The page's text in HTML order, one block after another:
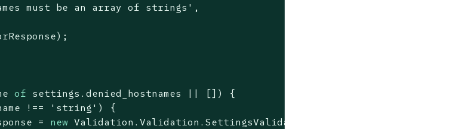
must be an array of strings' ,
of settings.denied_hostnames || []) {
!== 'string' ) {
= new Validation.Validation.SettingsValidationResponse(